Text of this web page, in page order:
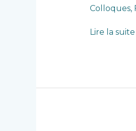
Colloques,
A
Lire la suite